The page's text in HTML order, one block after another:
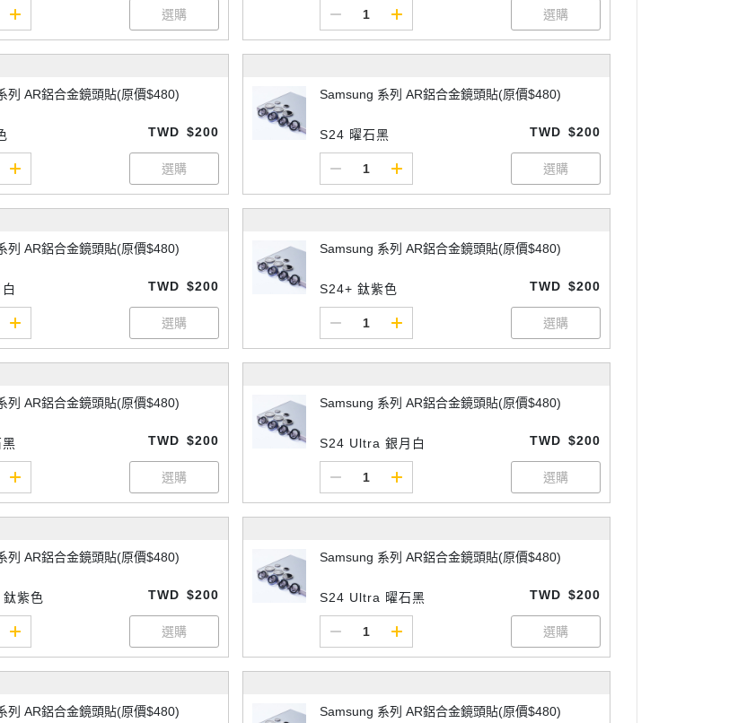
列 AR鋁合金鏡頭貼(原價$480)
TWD $200
Samsung 系列 AR鋁合金鏡頭貼(原價$480)
S24 曜石黑 TWD $200
列 AR鋁合金鏡頭貼(原價$480)
TWD $200
Samsung 系列 AR鋁合金鏡頭貼(原價$480)
S24+ 鈦紫色 TWD $200
列 AR鋁合金鏡頭貼(原價$480)
TWD $200
Samsung 系列 AR鋁合金鏡頭貼(原價$480)
S24 Ultra 銀月白 TWD $200
列 AR鋁合金鏡頭貼(原價$480)
紫色 TWD $200
Samsung 系列 AR鋁合金鏡頭貼(原價$480)
S24 Ultra 曜石黑 TWD $200
列 AR鋁合金鏡頭貼(原價$480) Samsung 系列 AR鋁合金鏡頭貼(原價$480)